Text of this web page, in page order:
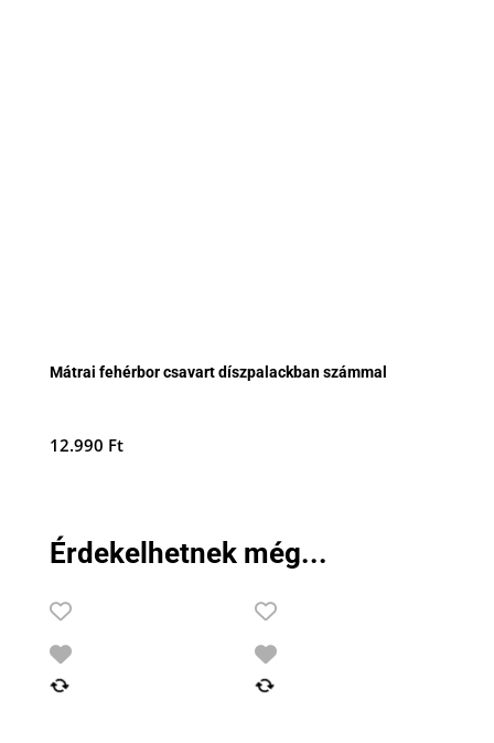
Mátrai fehérbor csavart díszpalackban számmal
12.990 Ft
Érdekelhetnek még...